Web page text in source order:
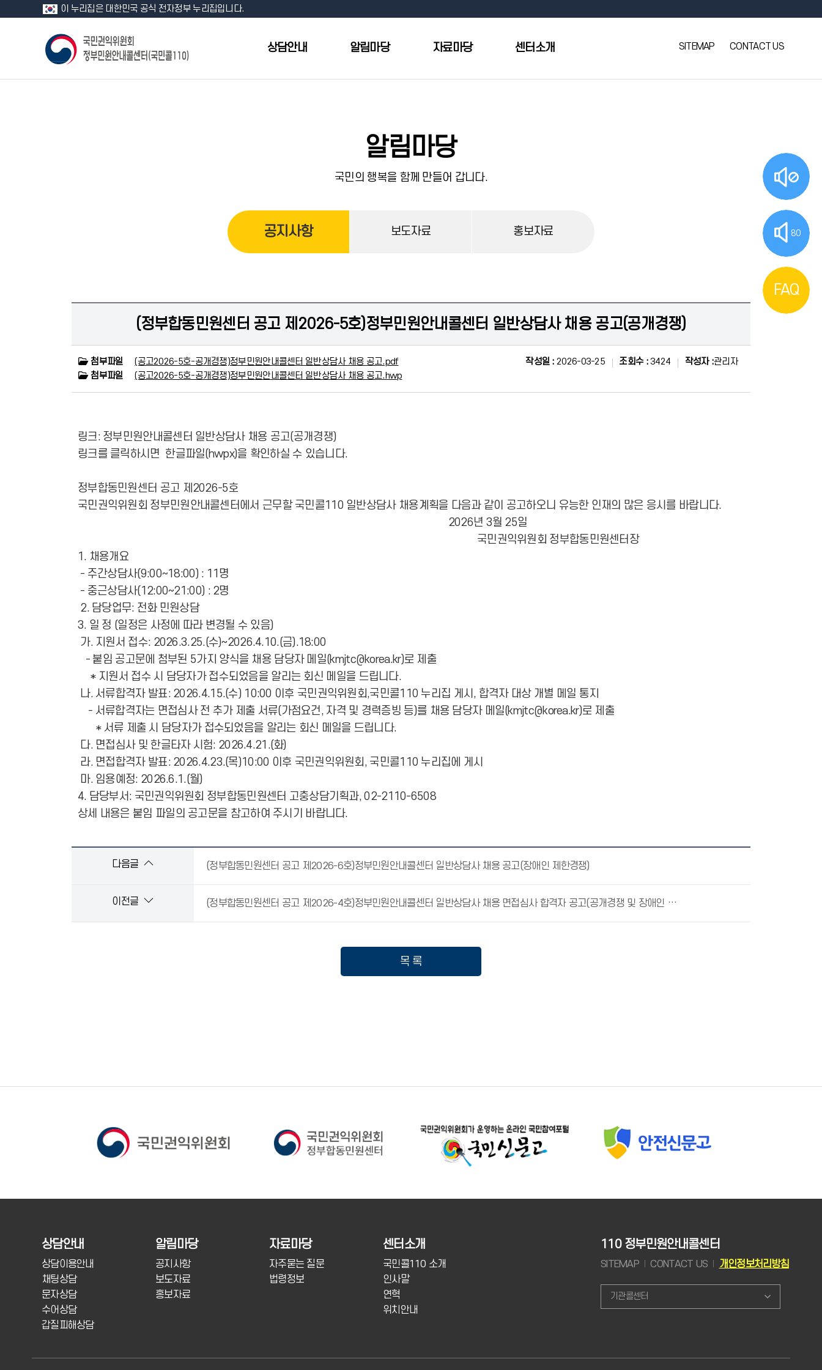
이 누리집은 대한민국 공식 전자정부 누리집입니다.
상담안내 알림마당 자료마당 센터소개 SITEMAP CONTACT US
80
FAQ
알림마당
국민의 행복을 함께 만들어 갑니다.
공지사항 보도자료 홍보자료
(정부합동민원센터 공고 제2026-5호)정부민원안내콜센터 일반상담사 채용 공고(공개경쟁)
첨부파일
(공고2026-5호-공개경쟁)정부민원안내콜센터 일반상담사 채용 공고.pdf
첨부파일
(공고2026-5호-공개경쟁)정부민원안내콜센터 일반상담사 채용 공고.hwp
작성일 : 2026-03-25 조회수 :3424 작성자 :관리자
링크: 정부민원안내콜센터 일반상담사 채용 공고(공개경쟁)
링크를 클릭하시면 한글파일(hwpx)을 확인하실 수 있습니다.
정부합동민원센터 공고 제2026-5호
국민권익위원회 정부민원안내콜센터에서 근무할 국민콜110 일반상담사 채용계획을 다음과 같이 공고하오니 유능한 인재의 많은 응시를 바랍니다.
2026년 3월 25일
국민권익위원회 정부합동민원센터장
1. 채용개요
- 주간상담사(9:00~18:00) : 11명
- 중근상담사(12:00~21:00) : 2명
2. 담당업무: 전화 민원상담
3. 일 정 (일정은 사정에 따라 변경될 수 있음)
가. 지원서 접수: 2026.3.25.(수)~2026.4.10.(금).18:00
- 붙임 공고문에 첨부된 5가지 양식을 채용 담당자 메일(kmjtc@korea.kr)로 제출
* 지원서 접수 시 담당자가 접수되었음을 알리는 회신 메일을 드립니다.
나. 서류합격자 발표: 2026.4.15.(수) 10:00 이후 국민권익위원회,국민콜110 누리집 게시, 합격자 대상 개별 메일 통지
- 서류합격자는 면접심사 전 추가 제출 서류(가점요건, 자격 및 경력증빙 등)를 채용 담당자 메일(kmjtc@korea.kr)로 제출
* 서류 제출 시 담당자가 접수되었음을 알리는 회신 메일을 드립니다.
다. 면접심사 및 한글타자 시험: 2026.4.21.(화)
라. 면접합격자 발표: 2026.4.23.(목)10:00 이후 국민권익위원회, 국민콜110 누리집에 게시
마. 임용예정: 2026.6.1.(월)
4. 담당부서: 국민권익위원회 정부합동민원센터 고충상담기획과, 02-2110-6508
상세 내용은 붙임 파일의 공고문을 참고하여 주시기 바랍니다.
다음글 (정부합동민원센터 공고 제2026-6호)정부민원안내콜센터 일반상담사 채용 공고(장애인 제한경쟁)
이전글 (정부합동민원센터 공고 제2026-4호)정부민원안내콜센터 일반상담사 채용 면접심사 합격자 공고(공개경쟁 및 장애인 제한경쟁)
목 록
상담안내
상담이용안내
채팅상담
문자상담
수어상담
갑질피해상담
알림마당
공지사항
보도자료
홍보자료
자료마당
자주묻는 질문
법령정보
센터소개
국민콜110 소개
인사말
연혁
위치안내
110 정부민원안내콜센터
SITEMAP CONTACT US 개인정보처리방침
기관콜센터